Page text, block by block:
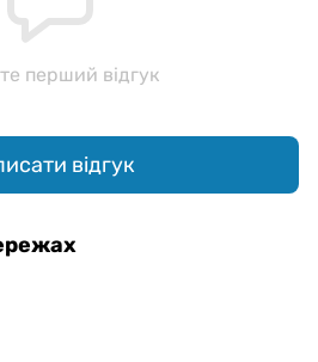
перший відгук
відгук